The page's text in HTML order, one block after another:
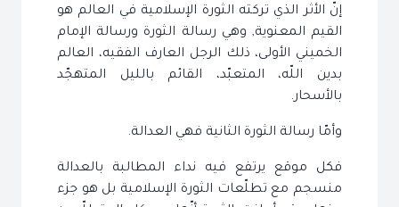
إنّ الأثر الذي تركته الثورة الإسلامية في العالم هو
القيم المعنوية, وهي رسالة الثورة ورسالة الإمام
الخميني الأولى، ذلك الرجل العارف الفقيه، العالم
بدين اللّه، المتعبّد، القائم بالليل المتهجّد
بالأسحار.
وأمّا رسالة الثورة الثانية فهي العدالة.
فكل موقع يرتفع فيه نداء المطالبة بالعدالة
منسجم مع تطلّعات الثورة الإسلامية بل هو جزء